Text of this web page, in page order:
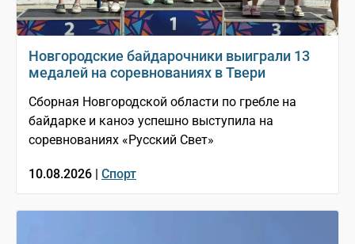
Новгородские байдарочники выиграли 13
медалей на соревнованиях в Твери
Сборная Новгородской области по гребле на
байдарке и каноэ успешно выступила на
соревнованиях «Русский Свет»
10.08.2026 | Спорт